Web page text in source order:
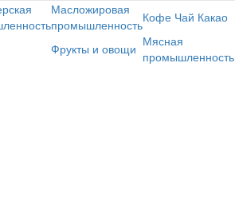
Масложировая
промышленностьКофе Чай Какао
Фрукты и овощи Мясная
промышленность